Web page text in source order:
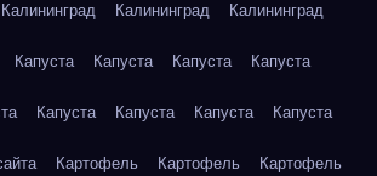
Калининград Калининград Калининград
Капуста Капуста Капуста Капуста
Капуста Капуста Капуста Капуста
Картофель Картофель Картофель